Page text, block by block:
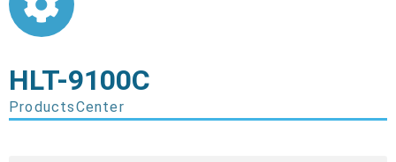
HLT-9100C
ProductsCenter